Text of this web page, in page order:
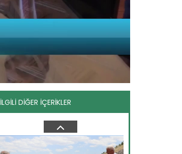
İLGİLİ DİĞER İÇERİKLER
çilek üretim alanı bin 614...
Devamını Oku ->
Fındık emekçileri Ordu’ya...
Türkiye’nin fındık üretim
merkezlerinden Ordu’da hasat
sezonu...
Devamını Oku ->